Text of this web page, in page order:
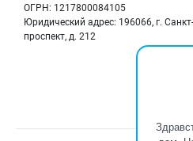
ОГРН: 1217800084105
Юридический адрес: 196066, г.
проспект, д. 212
Информация о
Карта